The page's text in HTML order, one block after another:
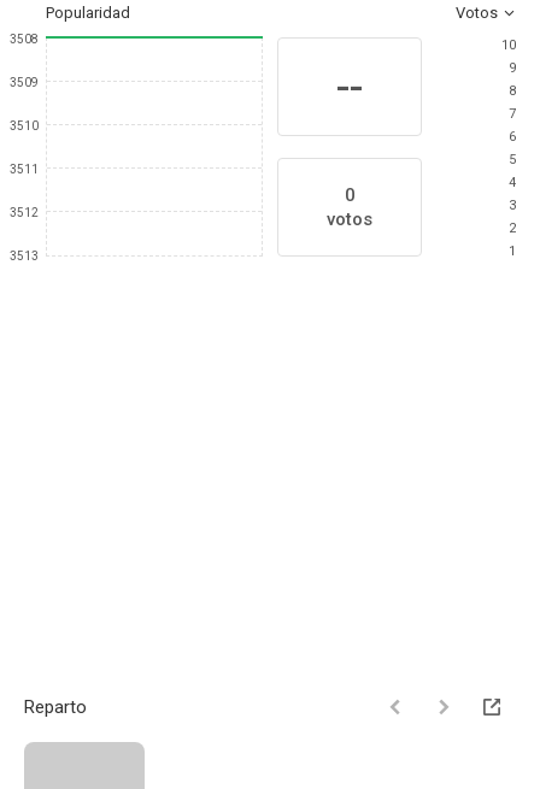
Popularidad Votos
3508
3509
3510
3511
3512
3513
--
0
votos
10
9
8
7
6
5
4
3
2
1
Reparto